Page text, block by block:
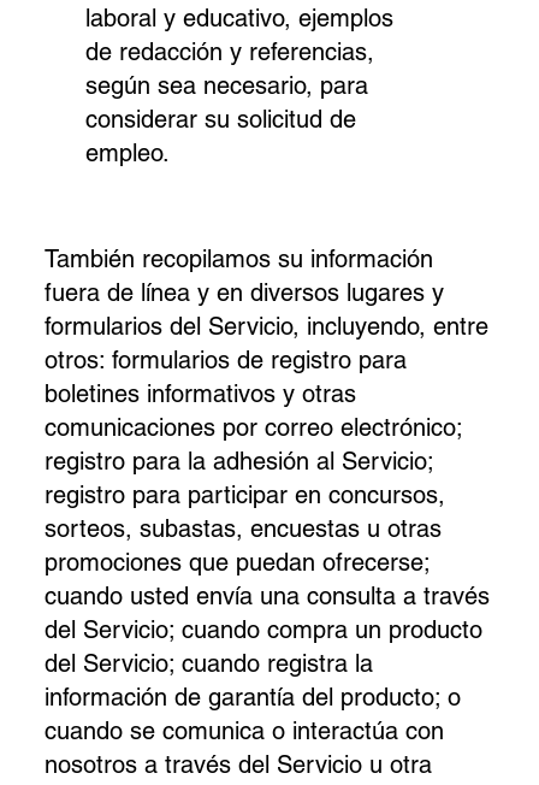
laboral y educativo, ejemplos
de redacción y referencias,
según sea necesario, para
considerar su solicitud de
empleo.
También recopilamos su información
fuera de línea y en diversos lugares y
formularios del Servicio, incluyendo, entre
otros: formularios de registro para
boletines informativos y otras
comunicaciones por correo electrónico;
registro para la adhesión al Servicio;
registro para participar en concursos,
sorteos, subastas, encuestas u otras
promociones que puedan ofrecerse;
cuando usted envía una consulta a través
del Servicio; cuando compra un producto
del Servicio; cuando registra la
información de garantía del producto; o
cuando se comunica o interactúa con
nosotros a través del Servicio u otra